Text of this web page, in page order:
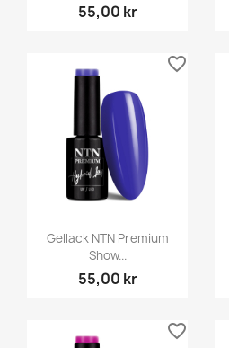
55,00 kr
Gellack NTN Premium
Show...
55,00 kr
favorite_border
favorite_border